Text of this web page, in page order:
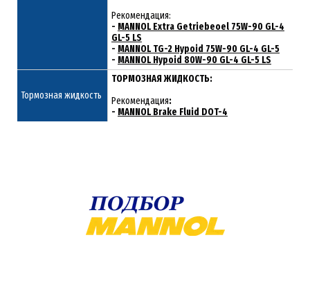
Рекомендация:
- MANNOL Extra Getriebeoel 75W-90 GL-4
GL-5 LS
- MANNOL TG-2 Hypoid 75W-90 GL-4 GL-5
- MANNOL Hypoid 80W-90 GL-4 GL-5 LS
Тормозная жидкость
ТОРМОЗНАЯ ЖИДКОСТЬ:
Рекомендация:
- MANNOL Brake Fluid DOT-4